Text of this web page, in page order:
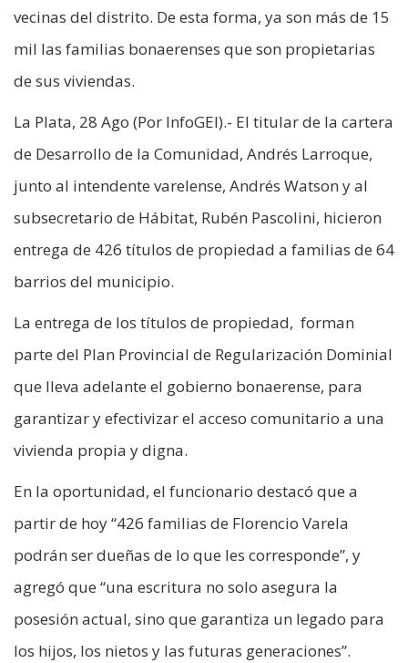
vecinas del distrito. De esta forma, ya son más de 15
mil las familias bonaerenses que son propietarias
de sus viviendas.
La Plata, 28 Ago (Por InfoGEI).- El titular de la cartera
de Desarrollo de la Comunidad, Andrés Larroque,
junto al intendente varelense, Andrés Watson y al
subsecretario de Hábitat, Rubén Pascolini, hicieron
entrega de 426 títulos de propiedad a familias de 64
barrios del municipio.
La entrega de los títulos de propiedad, forman
parte del Plan Provincial de Regularización Dominial
que lleva adelante el gobierno bonaerense, para
garantizar y efectivizar el acceso comunitario a una
vivienda propia y digna.
En la oportunidad, el funcionario destacó que a
partir de hoy “426 familias de Florencio Varela
podrán ser dueñas de lo que les corresponde”, y
agregó que “una escritura no solo asegura la
posesión actual, sino que garantiza un legado para
los hijos, los nietos y las futuras generaciones”.